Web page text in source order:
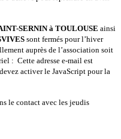
SERNIN à TOULOUSE ainsi
sont fermés pour l’hiver
auprès de l’association soit
: Cette adresse e-mail est
activer le JavaScript pour la
le contact avec les jeudis